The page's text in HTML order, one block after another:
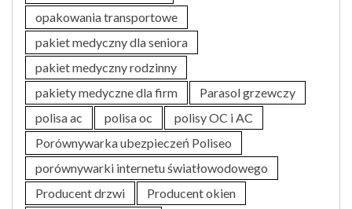
opakowania transportowe
pakiet medyczny dla seniora
pakiet medyczny rodzinny
pakiety medyczne dla firm
Parasol grzewczy
polisa ac
polisa oc
polisy OC i AC
Porównywarka ubezpieczeń Poliseo
porównywarki internetu światłowodowego
Producent drzwi
Producent okien